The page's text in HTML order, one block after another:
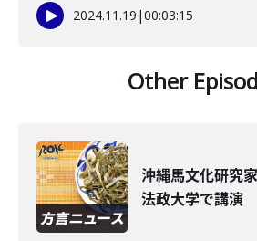
2024.11.19 |00:03:15
Other
沖縄馬文化研究
法政大学で講演